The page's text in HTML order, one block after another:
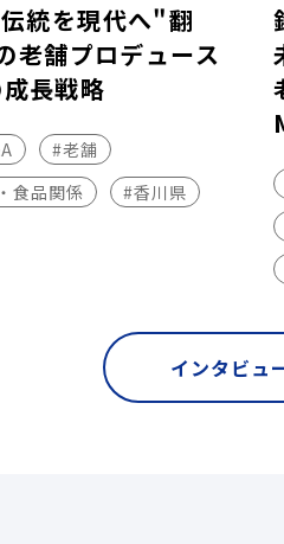
統を現代へ"翻
老舗プロデュース
長戦略
#老舗
食品関係
#香川県
インタビュ